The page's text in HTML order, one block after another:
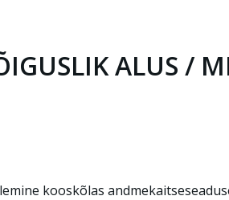
ALUS /
kooskõlas